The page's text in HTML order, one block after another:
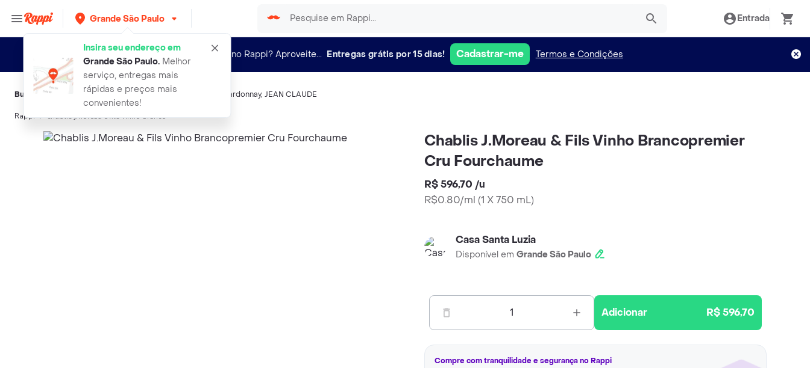
Grande São Paulo
Insira seu endereço em
Grande São Paulo.Melhor
serviço, entregas mais
rápidas e preços mais
convenientes!
Entrada
Novo no Rappi? Aproveite... Entregas grátis por 15 dias! Cadastrar-me Termos e Condições
Buscas relacionadas:Vinho branco,Chablis,Bourgogne Chardonnay, JEAN CLAUDE
Rappi chablis jmoreau e fils vinho branco
Chablis J.Moreau & Fils Vinho Brancopremier
Cru Fourchaume
R$ 596,70 /u
R$0.80/ml (1 X 750 mL)
Casa Santa Luzia
Disponível em Grande São Paulo
1 Adicionar R$ 596,70
Compre com tranquilidade e segurança no Rappi